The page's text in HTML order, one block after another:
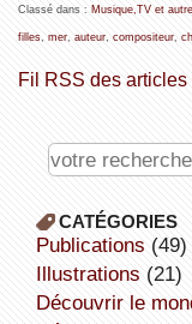
Classé dans : Musique,TV et
filles, mer, auteur, compositeur,
Fil RSS des articles
CATÉGORIES
publications (49)
illustrations (21)
découvrir le